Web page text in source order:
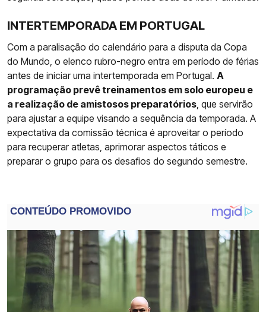
INTERTEMPORADA EM PORTUGAL
Com a paralisação do calendário para a disputa da Copa
do Mundo, o elenco rubro-negro entra em período de férias
antes de iniciar uma intertemporada em Portugal. A
programação prevê treinamentos em solo europeu e
a realização de amistosos preparatórios , que servirão
para ajustar a equipe visando a sequência da temporada. A
expectativa da comissão técnica é aproveitar o período
para recuperar atletas, aprimorar aspectos táticos e
preparar o grupo para os desafios do segundo semestre.